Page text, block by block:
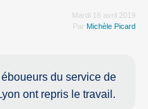
Mardi 16 avril 2019
Par Michèle Picard
du service de
ont repris le travail.